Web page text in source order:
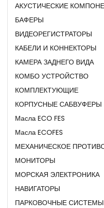
АКУСТИЧЕСКИЕ
БАФЕРЫ
ВИДЕОРЕГИСТРАТОРЫ
КАБЕЛИ И КОННЕКТОРЫ
КАМЕРА ЗАДНЕГО ВИДА
КОМБО УСТРОЙСТВО
КОМПЛЕКТУЮЩИЕ
КОРПУСНЫЕ САБВУФЕРЫ
Масла ECO FES
Масла ECOFES
МЕХАНИЧЕСКОЕ
МОНИТОРЫ
МОРСКАЯ ЭЛЕКТРОНИКА
НАВИГАТОРЫ
ПАРКОВОЧНЫЕ СИСТЕМЫ